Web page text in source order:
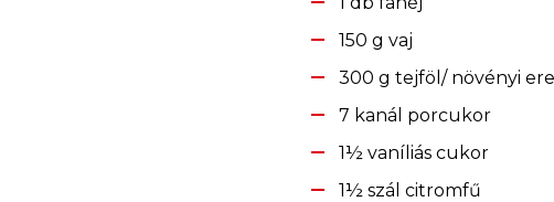
150 g vaj
300 g tejföl/ növényi
7 kanál porcukor
1½ vaníliás cukor
1½ szál citromfű